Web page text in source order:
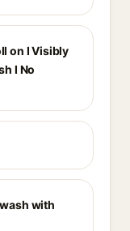
on I Visibly
I No
with